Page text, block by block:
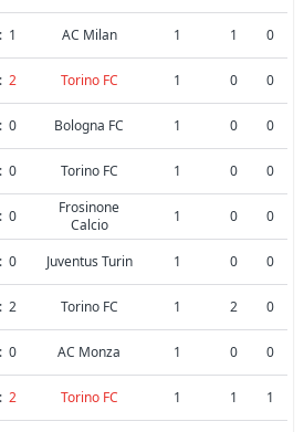
: 1 AC Milan 1 1 0
: 2 Torino FC 1 0 0
: 0 Bologna FC 1 0 0
: 0 Torino FC 1 0 0
: 0
Frosinone
Calcio
1 0 0
: 0 Juventus Turin 1 0 0
: 2 Torino FC 1 2 0
: 0 AC Monza 1 0
0
: 2 Torino FC 1 1 1